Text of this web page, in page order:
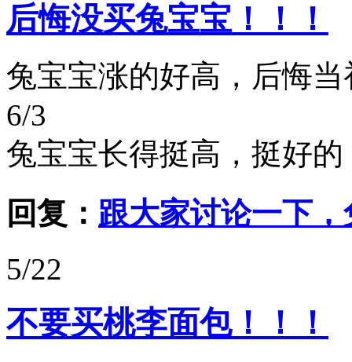
后悔没买兔宝宝！！！
兔宝宝涨的好高，后悔
6/3
兔宝宝长得挺高，挺好的
回复： 跟大家讨论一下
5/22
不要买桃李面包！！！